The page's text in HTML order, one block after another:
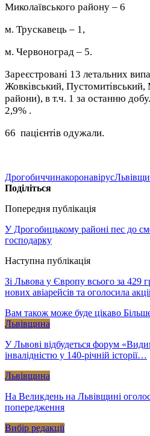
Миколаївського району – 6
м. Трускавець – 1,
м. Червоноград – 5.
Зареєстровані 13 летальних
Жовківський,
райони), в т.ч. 1 за останню
2,9% .
66 пацієнтів одужали.
Дрогобиччинакоронавірус
Поділіться
Попередня публікація
У Дрогобицькому районі пес до
господарку
Наступна публікація
Зі Львова у Європу всього за 429
нових авіарейсів та оголосила
Вам також може буде цікаво
Львівщина
У Львові відбудеться форум
інвалідністю у 140-річній історії…
Львівщина
На Великдень на Львівщині
попередження
Вибір редакції